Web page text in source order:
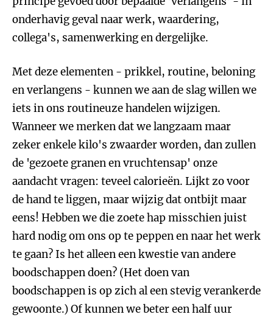
onderhavig geval naar werk, waardering,
collega's, samenwerking en dergelijke.
Met deze elementen - prikkel, routine, beloning
en verlangens - kunnen we aan de slag willen we
iets in ons routineuze handelen wijzigen.
Wanneer we merken dat we langzaam maar
zeker enkele kilo's zwaarder worden, dan zullen
de 'gezoete granen en vruchtensap' onze
aandacht vragen: teveel calorieën. Lijkt zo voor
de hand te liggen, maar wijzig dat ontbijt maar
eens! Hebben we die zoete hap misschien juist
hard nodig om ons op te peppen en naar het werk
te gaan? Is het alleen een kwestie van andere
boodschappen doen? (Het doen van
boodschappen is op zich al een stevig verankerde
gewoonte.) Of kunnen we beter een half uur